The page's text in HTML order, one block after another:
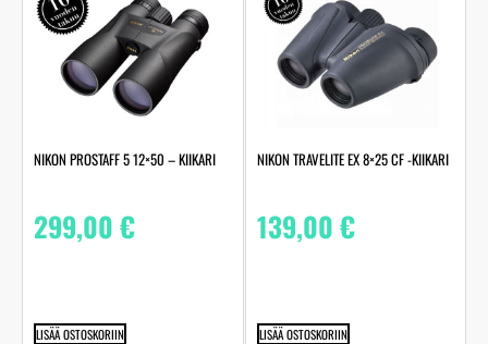
NIKON PROSTAFF 5 12×50 – KIIKARI
299,00€
LISÄÄ OSTOSKORIIN
NIKON TRAVELITE EX 8×25 CF -KIIKARI
139,00€
LISÄÄ OSTOSKORIIN